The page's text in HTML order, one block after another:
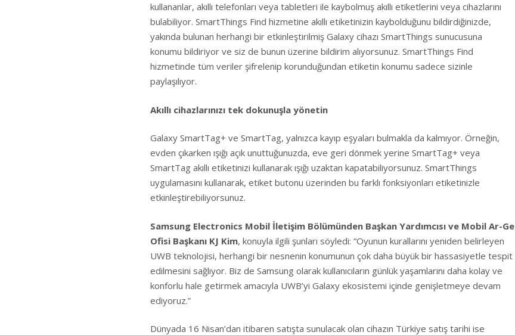
kullananlar, akıllı telefonları veya tabletleri ile kaybolmuş akıllı etiketlerini veya cihazlarını
bulabiliyor. SmartThings Find hizmetine akıllı etiketinizin kaybolduğunu bildirdiğinizde,
yakında bulunan herhangi bir etkinleştirilmiş Galaxy cihazı SmartThings sunucusuna
konumu bildiriyor ve siz de bunun üzerine bildirim alıyorsunuz. SmartThings Find
hizmetinde tüm veriler şifrelenip korunduğundan etiketin konumu sadece sizinle
paylaşılıyor.
Akıllı cihazlarınızı tek dokunuşla yönetin
Galaxy SmartTag+ ve SmartTag, yalnızca kayıp eşyaları bulmakla da kalmıyor. Örneğin,
evden çıkarken ışığı açık unuttuğunuzda, eve geri dönmek yerine SmartTag+ veya
SmartTag akıllı etiketinizi kullanarak ışığı uzaktan kapatabiliyorsunuz. SmartThings
uygulamasını kullanarak, etiket butonu üzerinden bu farklı fonksiyonları etiketinizle
etkinleştirebiliyorsunuz.
Samsung Electronics Mobil İletişim Bölümünden Başkan Yardımcısı ve Mobil Ar-Ge
Ofisi Başkanı KJ Kim, konuyla ilgili şunları söyledi: “Oyunun kurallarını yeniden belirleyen
UWB teknolojisi, herhangi bir nesnenin konumunun çok daha büyük bir hassasiyetle tespit
edilmesini sağlıyor. Biz de Samsung olarak kullanıcıların günlük yaşamlarını daha kolay ve
konforlu hale getirmek amacıyla UWB’yi Galaxy ekosistemi içinde genişletmeye devam
ediyoruz.”
Dünyada 16 Nisan’dan itibaren satışta sunulacak olan cihazın Türkiye satış tarihi ise